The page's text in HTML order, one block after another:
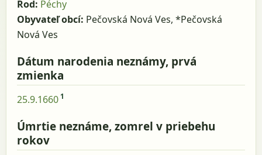
Rod: Péchy
Obyvateľ obcí: Pečovská Nová Ves, *Pečovská
Nová Ves
Dátum narodenia neznámy, prvá
zmienka
25.9.1660 1
Úmrtie neznáme, zomrel v priebehu
rokov